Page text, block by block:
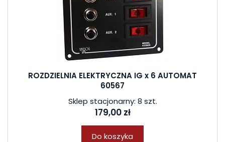
ROZDZIELNIA ELEKTRYCZNA IG x 6 AUTOMAT
60567
Sklep stacjonarny: 8 szt.
179,00 zł
Do koszyka